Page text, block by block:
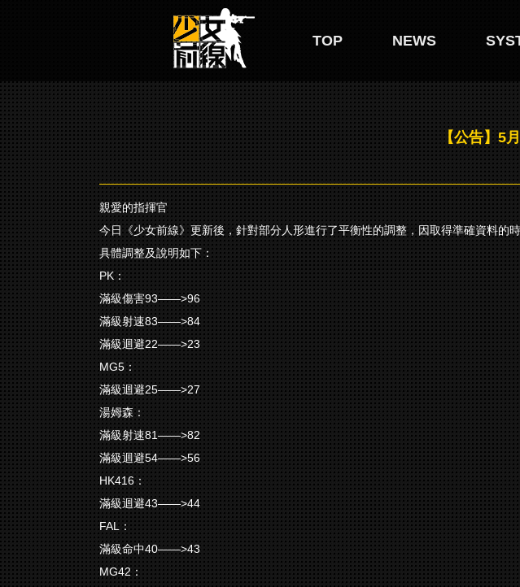
TOP NEWS
人形
【公告】5
親愛的指揮官
今日《少女前線》更新後，針對部分人形進行了平衡性的調整，因取得準確資料的
具體調整及說明如下：
PK：
滿級傷害93——>96
滿級射速83——>84
滿級迴避22——>23
MG5：
滿級迴避25——>27
湯姆森：
滿級射速81——>82
滿級迴避54——>56
HK416：
滿級迴避43——>44
FAL：
滿級命中40——>43
MG42：